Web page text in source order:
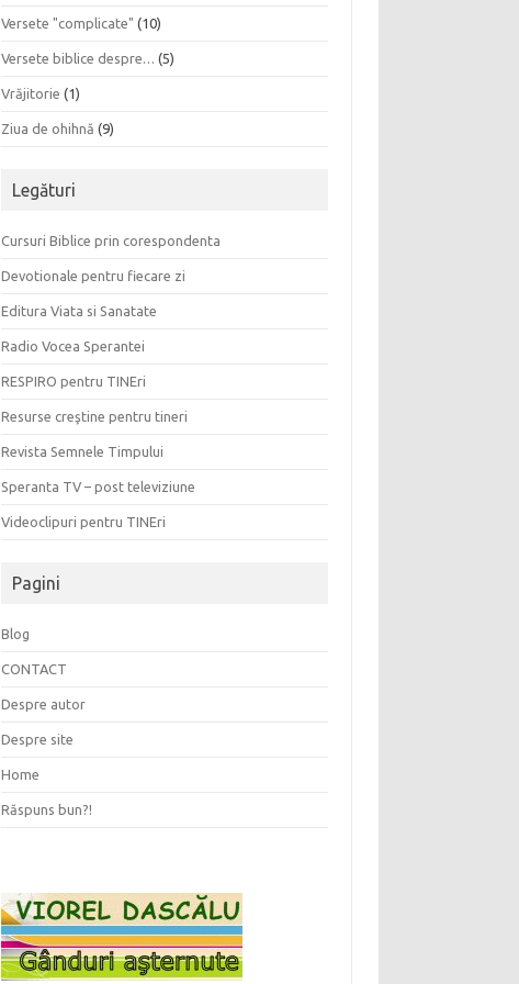
Versete "complicate" (10)
Versete biblice despre… (5)
Vrăjitorie (1)
Ziua de ohihnă (9)
Legături
Cursuri Biblice prin corespondenta
Devotionale pentru fiecare zi
Editura Viata si Sanatate
Radio Vocea Sperantei
RESPIRO pentru TINEri
Resurse creştine pentru tineri
Revista Semnele Timpului
Speranta TV – post televiziune
Videoclipuri pentru TINEri
Pagini
Blog
CONTACT
Despre autor
Despre site
Home
Răspuns bun?!